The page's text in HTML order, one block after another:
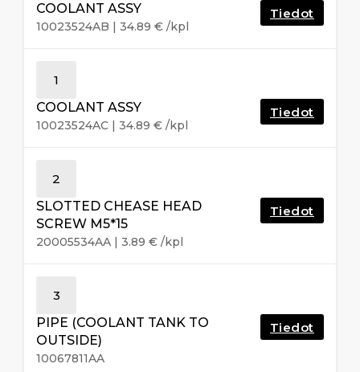
COOLANT ASSY
10023524AB | 34.89 € /kpl
Tiedot
1
COOLANT ASSY
10023524AC | 34.89 € /kpl
Tiedot
2
SLOTTED CHEASE HEAD
SCREW M5*15
20005534AA | 3.89 € /kpl
Tiedot
3
PIPE (COOLANT TANK TO
OUTSIDE)
10067811AA
Tiedot